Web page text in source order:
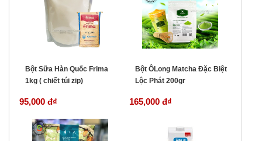
Bột Sữa Hàn Quốc Frima
1kg ( chiết túi zip)
95,000 đ₫
Bột ÔLong Matcha Đặc Biệt
Lộc Phát 200gr
165,000 đ₫